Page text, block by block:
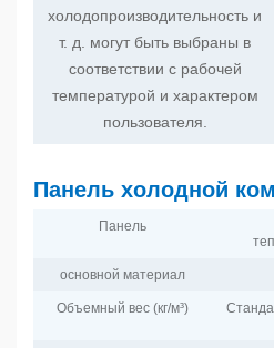
холодопроизводительность и
т. д. могут быть выбраны в
соответствии с рабочей
температурой и характером
пользователя.
Панель холодной
Панель
основной материал
Объемный вес (кг/м³)